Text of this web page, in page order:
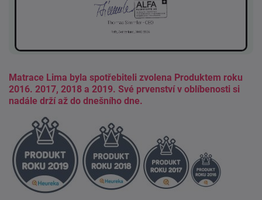
Matrace Lima byla spotřebiteli zvolena Produktem roku
2016. 2017, 2018 a 2019. Své prvenství v oblíbenosti si
nadále drží až do dnešního dne.